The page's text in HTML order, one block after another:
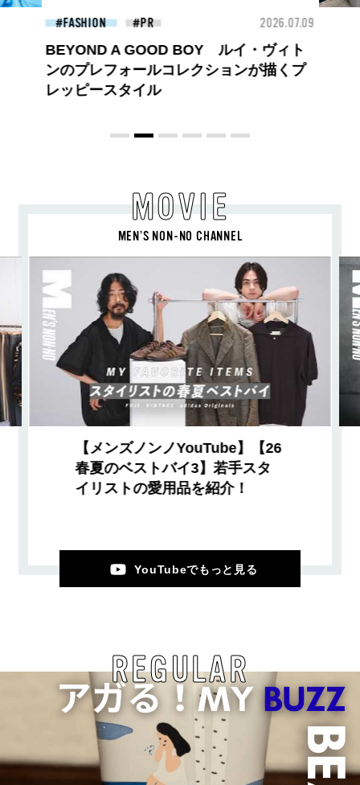
FASHION 2026.07.09
ロエベの新しい世界へようこそ。大胆な
コントラストとレイヤードの先に。装う
喜び、明るいスピリット
MOVIE
MEN’S NON-NO CHANNEL
【メンズノンノYouTube】【26
春夏のベストバイ3】若手スタ
イリストの愛用品を紹介！
YouTubeでもっと見る
REGULAR